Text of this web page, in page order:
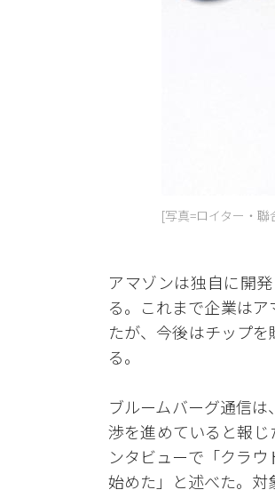
[写真=ロイター・聯
アマゾンは独自に開
る。これまで企業は
たが、今後はチップ
る。
ブルームバーグ通信
渉を進めていると報
ンタビューで「クラ
始めた」と述べた。対